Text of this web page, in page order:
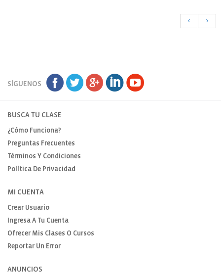
< >
SÍGUENOS
BUSCA TU CLASE
¿Cómo Funciona?
Preguntas Frecuentes
Términos Y Condiciones
Política De Privacidad
MI CUENTA
Crear Usuario
Ingresa A Tu Cuenta
Ofrecer Mis Clases O Cursos
Reportar Un Error
ANUNCIOS